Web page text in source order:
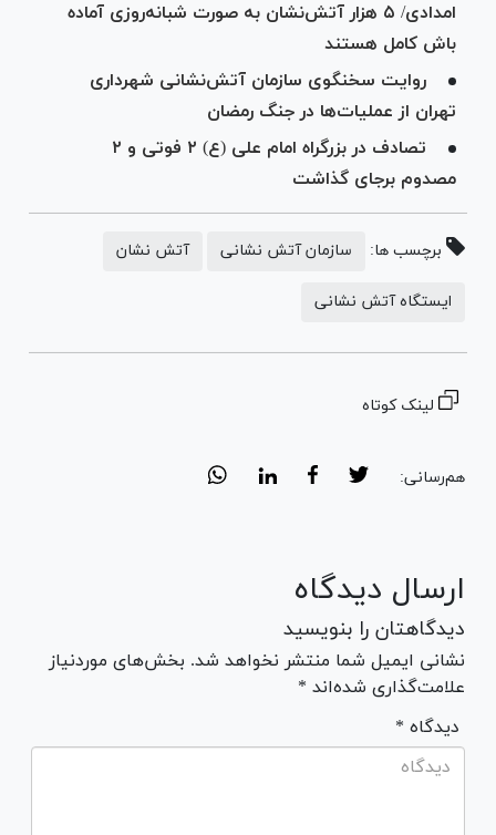
امدادی/ ۵ هزار آتش‌نشان به صورت شبانه‌روزی آماده
باش کامل هستند
روایت سخنگوی سازمان آتش‌نشانی شهرداری
تهران از عملیات‌ها در جنگ رمضان
تصادف در بزرگراه امام علی (ع) ۲ فوتی و ۲
مصدوم برجای گذاشت
برچسب ها: سازمان آتش نشانی آتش نشان
ایستگاه آتش نشانی
لینک کوتاه
هم‌رسانی:
ارسال دیدگاه
دیدگاهتان را بنویسید
نشانی ایمیل شما منتشر نخواهد شد. بخش‌های موردنیاز
علامت‌گذاری شده‌اند *
* دیدگاه